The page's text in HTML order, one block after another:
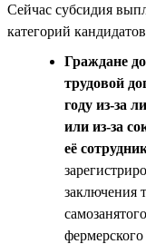
Сейчас субсидия
категорий
Граждане
трудовой
году из-за
или из-за
её
заключения